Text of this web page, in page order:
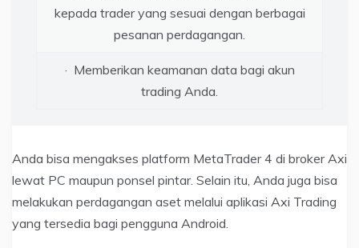
kepada trader yang sesuai dengan berbagai
pesanan perdagangan.
· Memberikan keamanan data bagi akun
trading Anda.
Anda bisa mengakses platform MetaTrader 4 di broker Axi
lewat PC maupun ponsel pintar. Selain itu, Anda juga bisa
melakukan perdagangan aset melalui aplikasi Axi Trading
yang tersedia bagi pengguna Android.